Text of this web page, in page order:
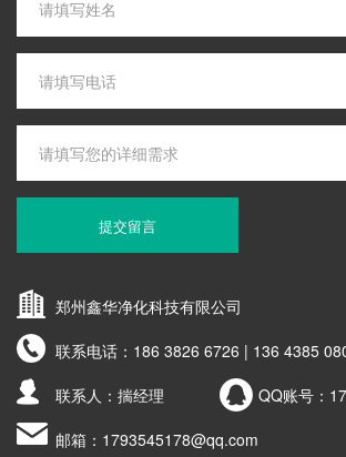
提交留言
郑州鑫华净化科技有限公司
联系电话： 186 3826 6726 | 136 4385
联系人：揣经理
QQ账号：
邮箱： 1793545178@qq.com